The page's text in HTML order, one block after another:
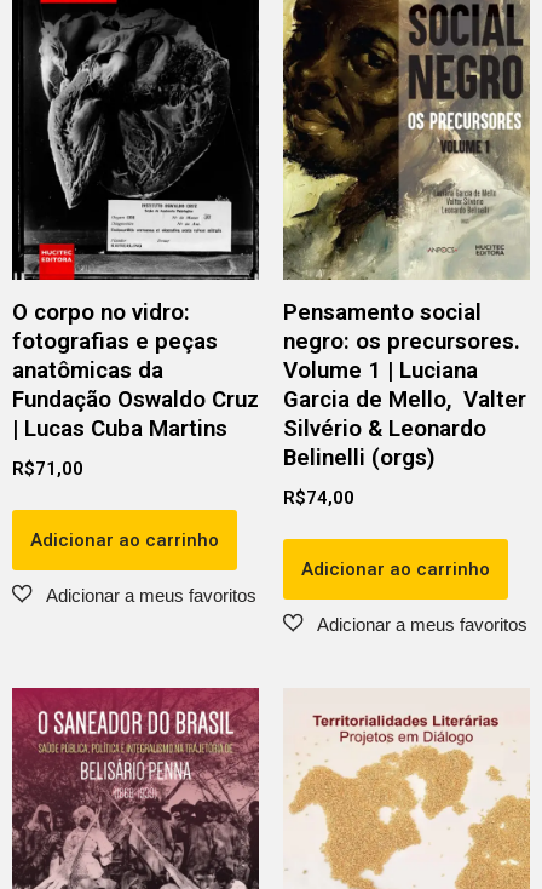
O corpo no vidro:
fotografias e peças
anatômicas da
Fundação Oswaldo Cruz
| Lucas Cuba Martins
R$71,00
Adicionar ao carrinho
Pensamento social
negro: os precursores.
Volume 1 | Luciana
Garcia de Mello, Valter
Silvério & Leonardo
Belinelli (orgs)
R$74,00
Adicionar ao carrinho